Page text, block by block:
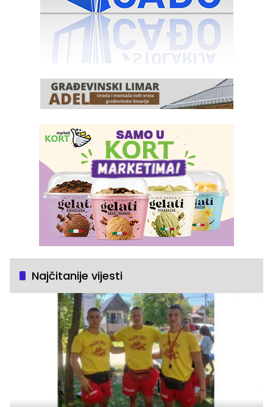
Najčitanije vijesti